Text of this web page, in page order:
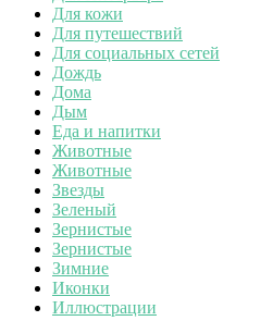
Для кожи
Для путешествий
Для социальных сетей
Дождь
Дома
Дым
Еда и напитки
Животные
Животные
Звезды
Зеленый
Зернистые
Зернистые
Зимние
Иконки
Иллюстрации